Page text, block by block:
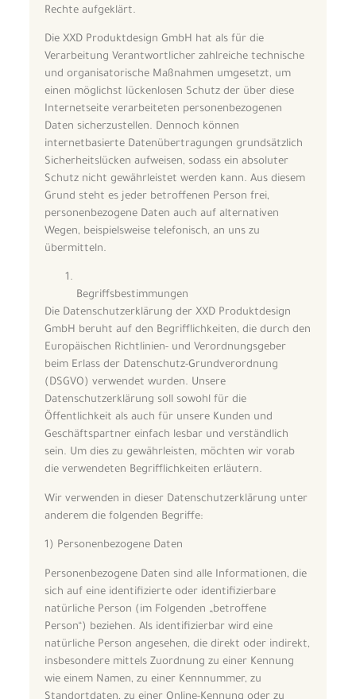
Rechte aufgeklärt.
Die XXD Produktdesign GmbH hat als für die
Verarbeitung Verantwortlicher zahlreiche technische
und organisatorische Maßnahmen umgesetzt, um
einen möglichst lückenlosen Schutz der über diese
Internetseite verarbeiteten personenbezogenen
Daten sicherzustellen. Dennoch können
internetbasierte Datenübertragungen grundsätzlich
Sicherheitslücken aufweisen, sodass ein absoluter
Schutz nicht gewährleistet werden kann. Aus diesem
Grund steht es jeder betroffenen Person frei,
personenbezogene Daten auch auf alternativen
Wegen, beispielsweise telefonisch, an uns zu
übermitteln.
Begriffsbestimmungen
Die Datenschutzerklärung der XXD Produktdesign
GmbH beruht auf den Begrifflichkeiten, die durch den
Europäischen Richtlinien- und Verordnungsgeber
beim Erlass der Datenschutz-Grundverordnung
(DSGVO) verwendet wurden. Unsere
Datenschutzerklärung soll sowohl für die
Öffentlichkeit als auch für unsere Kunden und
Geschäftspartner einfach lesbar und verständlich
sein. Um dies zu gewährleisten, möchten wir vorab
die verwendeten Begrifflichkeiten erläutern.
Wir verwenden in dieser Datenschutzerklärung unter
anderem die folgenden Begriffe:
1) Personenbezogene Daten
Personenbezogene Daten sind alle Informationen, die
sich auf eine identifizierte oder identifizierbare
natürliche Person (im Folgenden „betroffene
Person“) beziehen. Als identifizierbar wird eine
natürliche Person angesehen, die direkt oder indirekt,
insbesondere mittels Zuordnung zu einer Kennung
wie einem Namen, zu einer Kennnummer, zu